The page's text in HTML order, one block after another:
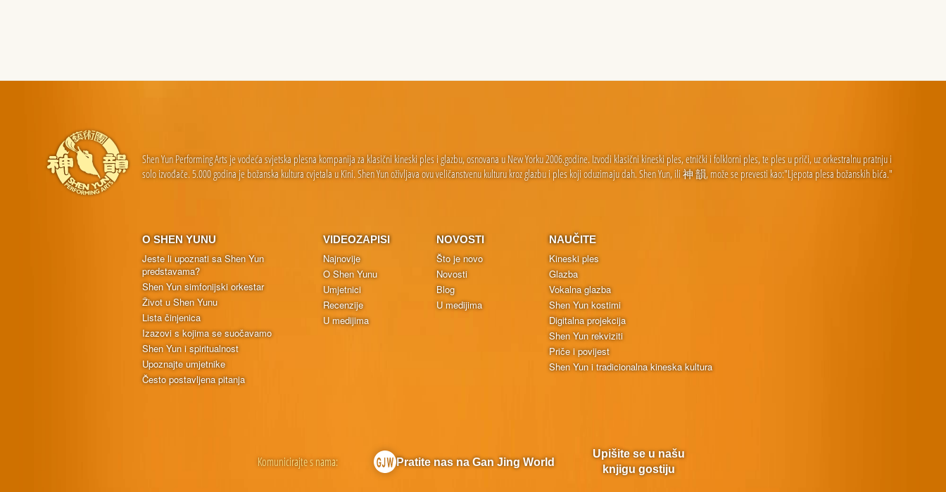
Shen Yun Performing Arts je vodeća svjetska plesna kompanija za klasični kineski ples i glazbu, osnovana u New Yorku 2006.godine. Izvodi klasični kineski ples, etnički i folklorni ples, te ples u priči, uz orkestralnu pratnju i
solo izvođače. 5.000 godina je božanska kultura cvjetala u Kini. Shen Yun oživljava ovu veličanstvenu kulturu kroz glazbu i ples koji oduzimaju dah. Shen Yun, ili 神 韻, može se prevesti kao:"Ljepota plesa božanskih bića."
O SHEN YUNU
Jeste li upoznati sa Shen Yun
predstavama?
Shen Yun simfonijski orkestar
Život u Shen Yunu
Lista činjenica
Izazovi s kojima se suočavamo
Shen Yun i spiritualnost
Upoznajte umjetnike
Često postavljena pitanja
VIDEOZAPISI
Najnovije
O Shen Yunu
Umjetnici
Recenzije
U medijima
NOVOSTI
Što je novo
Novosti
Blog
U medijima
NAUČITE
Kineski ples
Glazba
Vokalna glazba
Shen Yun kostimi
Digitalna projekcija
Shen Yun rekviziti
Priče i povijest
Shen Yun i tradicionalna kineska kultura
Komunicirajte s nama: Pratite nas na Gan Jing World
Upišite se u našu
knjigu gostiju